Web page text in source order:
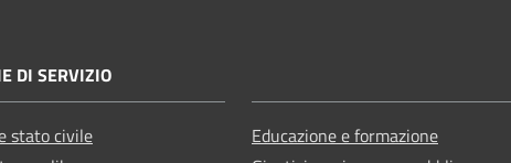
DI SERVIZIO
stato civile
Educazione e formazione